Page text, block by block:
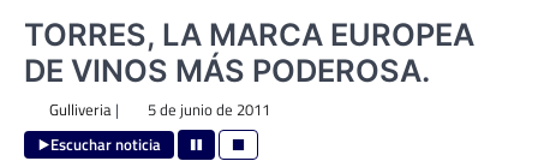
TORRES, LA MARCA EUROPEA
DE VINOS MÁS PODEROSA.
Gulliveria| 5 de junio de 2011
Escuchar noticia